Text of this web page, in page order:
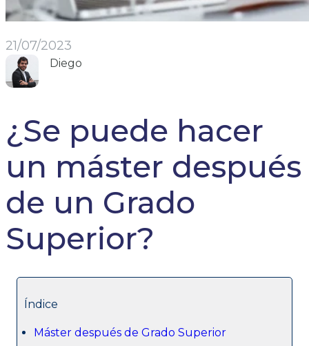
21/07/2023
Diego
¿Se puede hacer
un máster después
de un Grado
Superior?
Índice
Máster después de Grado Superior